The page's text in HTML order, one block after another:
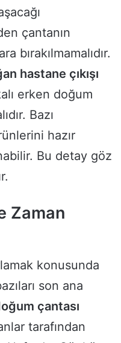
çantanın
bırakılmamalıdır.
hastane çıkışı
erken doğum
Bazı
hazır
Bu detay göz
Zaman
konusunda
son ana
çantası
tarafından